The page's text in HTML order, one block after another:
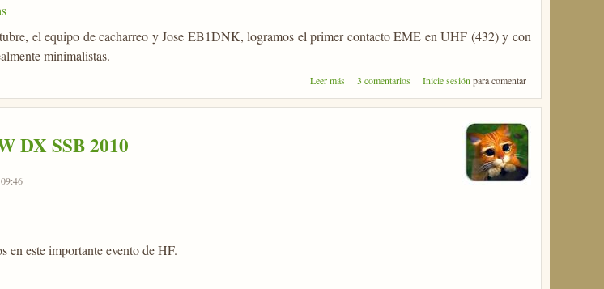
el equipo de cacharreo y Jose EB1DNK, logramos el primer contacto EME en UHF (432) y con
minimalistas.
Leer más sobre Primer contacto EME
3 comentarios Inicie sesión para comentar
DX SSB 2010
en este importante evento de HF.